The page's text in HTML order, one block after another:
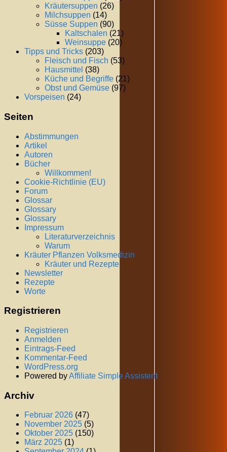
Kräutersuppen (26)
Milchsuppen (14)
Süsse Suppen (90)
Kaltschalen (21)
Weinsuppe (20)
Tipps und Tricks (203)
Fleisch und Fisch (53)
Hausmittel (38)
Küche und Begriffe (21)
Obst und Gemüse (97)
Vorspeisen (24)
Seiten
Abstimmungen
Artikel
Autoren
Bücher
Willkommen!
Cookie-Richtlinie (EU)
Forum
Glossar
Glossary
Glossary
Impressum
Literaturverzeichnis
Warum
Kräuter Pflanzen Volksmedizin
Kräuter und Rezepte
Newsletter
Rezepte
Worte
Registrieren
Registrieren
Anmelden
Eintrags-Feed
Kommentar-Feed
WordPress.org
Powered byAffiliate Simple Assistent
Archiv
Februar 2026 (47)
November 2025 (5)
Oktober 2025 (150)
März 2025 (1)